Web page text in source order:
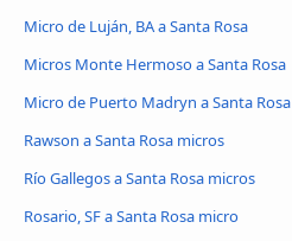
Micro de Luján, BA a Santa Rosa
Micros Monte Hermoso a Santa Rosa
Micro de Puerto Madryn a Santa Rosa
Rawson a Santa Rosa micros
Río Gallegos a Santa Rosa micros
Rosario, SF a Santa Rosa micro